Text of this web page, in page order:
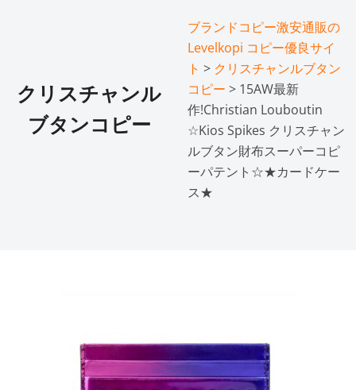
クリスチャンル
ブタンコピー
ブランドコピー激安通販の
Levelkopi コピー優良サイ
ト > クリスチャンルブタン
コピー > 15AW最新
作!Christian Louboutin
☆Kios Spikes クリスチャン
ルブタン財布スーパーコピ
ーパテント☆★カードケー
ス★